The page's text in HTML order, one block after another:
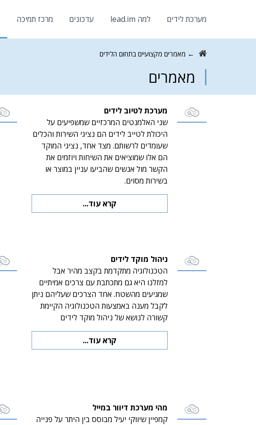
מערכת לידים למה lead.im עדכונים מרכז תמיכה
← מאמרים מקצועיים בתחום הלידים
מאמרים
מערכת לטיוב לידים
שני האלמנטים המרכזיים שמשפיעים על
היכולת לטייב לידים הם נציגי השירות והכלים
שעומדים לרשותם. מצד אחד, נציגי המוקד
הם אלו שמוציאים את השיחות ויוזמים את
הקשר מול אנשים שהביעו עניין במוצר או
בשירות מסוים.
קרא עוד...
ניהול מוקד לידים
הטכנולוגיה מתקדמת בקצב מהיר אבל
למזלנו היא גם מתכתבת עם צרכים אמיתיים
שמגיעים מהשטח. אחד הצרכים שעליהם ניתן
לקבל מענה באמצעות הטכנולוגיה הקיימת
קשורה לנושא של ניהול מוקד לידים
קרא עוד...
מהי מערכת דיוור במייל
קמפיין שיווקי יעיל מבוסס בין היתר על פנייה